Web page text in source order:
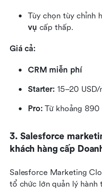
Tùy chọn tùy chỉnh
vụ cấp thấp.
Giá cả:
CRM miễn phí
Starter: 15–20
Pro: Từ khoảng 890
3. Salesforce
khách hàng cấp
Salesforce Marketing
tổ chức lớn quản lý hành